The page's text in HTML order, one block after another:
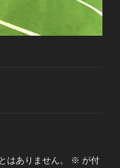
はありません。 ※ が付